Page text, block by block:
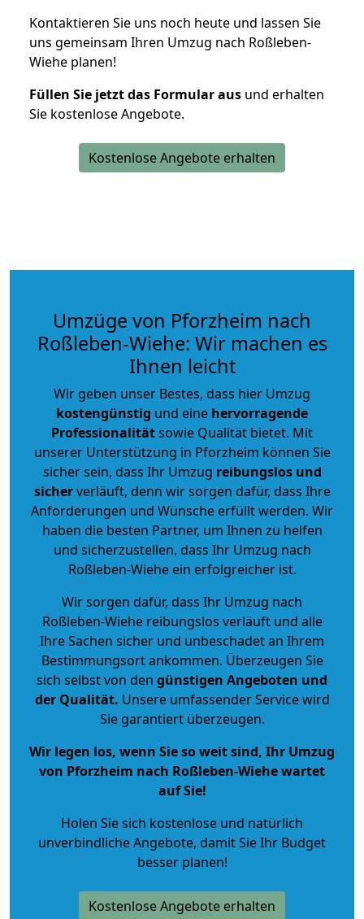
Kontaktieren Sie uns noch heute und lassen Sie
uns gemeinsam Ihren Umzug nach Roßleben-
Wiehe planen!
Füllen Sie jetzt das Formular aus und erhalten
Sie kostenlose Angebote.
Kostenlose Angebote erhalten
Umzüge von Pforzheim nach
Roßleben-Wiehe: Wir machen es
Ihnen leicht
Wir geben unser Bestes, dass hier Umzug
kostengünstig und eine hervorragende
Professionalitätsowie Qualität bietet. Mit
unserer Unterstützung in Pforzheim können Sie
sicher sein, dass Ihr Umzug reibungslos und
sicherverläuft, denn wir sorgen dafür, dass Ihre
Anforderungen und Wünsche erfüllt werden. Wir
haben die besten Partner, um Ihnen zu helfen
und sicherzustellen, dass Ihr Umzug nach
Roßleben-Wiehe ein erfolgreicher ist.
Wir sorgen dafür, dass Ihr Umzug nach
Roßleben-Wiehe reibungslos verläuft und alle
Ihre Sachen sicher und unbeschadet an Ihrem
Bestimmungsort ankommen. Überzeugen Sie
sich selbst von den günstigen Angeboten und
der Qualität. Unsere umfassender Service wird
Sie garantiert überzeugen.
Wir legen los, wenn Sie so weit sind, Ihr Umzug
von Pforzheim nach Roßleben-Wiehe wartet
auf Sie!
Holen Sie sich kostenlose und natürlich
unverbindliche Angebote, damit Sie Ihr Budget
besser planen!
Kostenlose Angebote erhalten